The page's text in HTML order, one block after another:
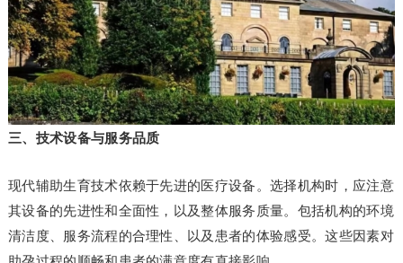
三、技术设备与服务品质
现代辅助生育技术依赖于先进的医疗设备。选择机构时，应注意
其设备的先进性和全面性，以及整体服务质量。包括机构的环境
清洁度、服务流程的合理性、以及患者的体验感受。这些因素对